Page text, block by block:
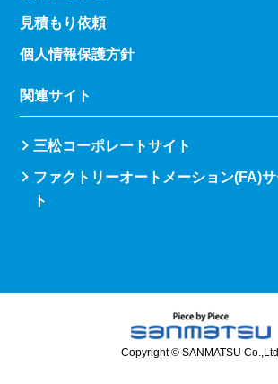
見積もり依頼
個人情報保護方針
関連サイト
三松コーポレートサイト
ファクトリーオートメーション(FA)
ト
Copyright © SANMATSU Co.,Ltd.